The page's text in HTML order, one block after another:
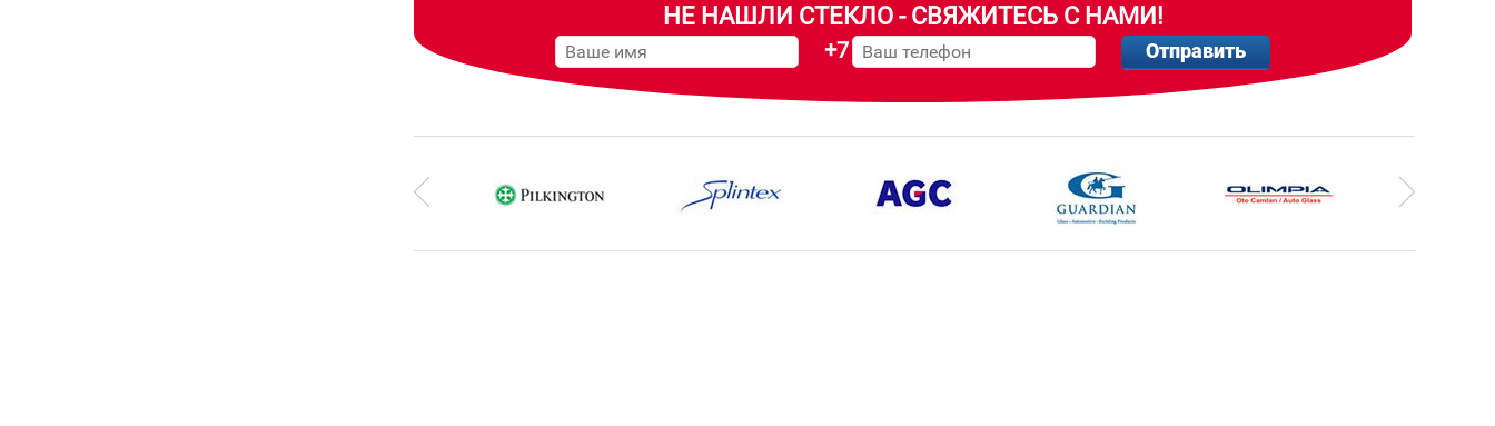
НЕ НАШЛИ СТЕКЛО - СВЯЖИТЕСЬ С НАМИ!
+7 Отправить